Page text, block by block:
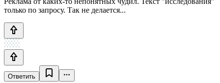
только по запросу. Так не делается...
Ответить